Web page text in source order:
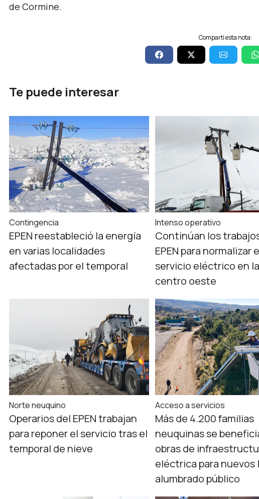
de Cormine.
Compartí esta nota:
Te puede interesar
Contingencia
EPEN reestableció la energía
en varias localidades
afectadas por el temporal
Intenso operativo
Continúan los
EPEN para normalizar
servicio eléctrico en
centro oeste
Norte neuquino
Operarios del EPEN trabajan
para reponer el servicio tras el
temporal de nieve
Acceso a servicios
Más de 4.200 familias
neuquinas se
obras de
eléctrica para nuevos
alumbrado público